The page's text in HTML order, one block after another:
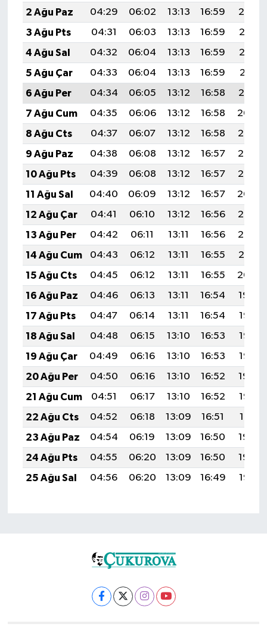
2 Ağu Paz
04:29 06:02 13:13 16:59
20:14
3 Ağu Pts
04:31 06:03 13:13 16:59
20:13
4 Ağu Sal
04:32 06:04 13:13 16:59
20:12
5 Ağu Çar
04:33 06:04 13:13 16:59
20:11
6 Ağu Per
04:34 06:05 13:12 16:58
20:10
7 Ağu Cum
04:35 06:06 13:12 16:58
20:09
8 Ağu Cts
04:37 06:07 13:12 16:58
20:08
9 Ağu Paz
04:38 06:08 13:12 16:57
20:07
10 Ağu Pts
04:39 06:08 13:12 16:57
20:06
11 Ağu Sal
04:40 06:09 13:12 16:57
20:04
12 Ağu Çar
04:41 06:10 13:12 16:56
20:03
13 Ağu Per
04:42 06:11 13:11 16:56
20:02
14 Ağu Cum
04:43 06:12 13:11 16:55
20:01
15 Ağu Cts
04:45 06:12 13:11 16:55
20:00
16 Ağu Paz
04:46 06:13 13:11 16:54
19:59
17 Ağu Pts
04:47 06:14 13:11 16:54
19:57
18 Ağu Sal
04:48 06:15 13:10 16:53
19:56
19 Ağu Çar
04:49 06:16 13:10 16:53
19:55
20 Ağu Per
04:50 06:16 13:10 16:52
19:54
21 Ağu Cum
04:51 06:17 13:10 16:52
19:52
22 Ağu Cts
04:52 06:18 13:09 16:51
19:51
23 Ağu Paz
04:54 06:19 13:09 16:50
19:50
24 Ağu Pts
04:55 06:20 13:09 16:50
19:48
25 Ağu Sal
04:56 06:20 13:09 16:49 19:47